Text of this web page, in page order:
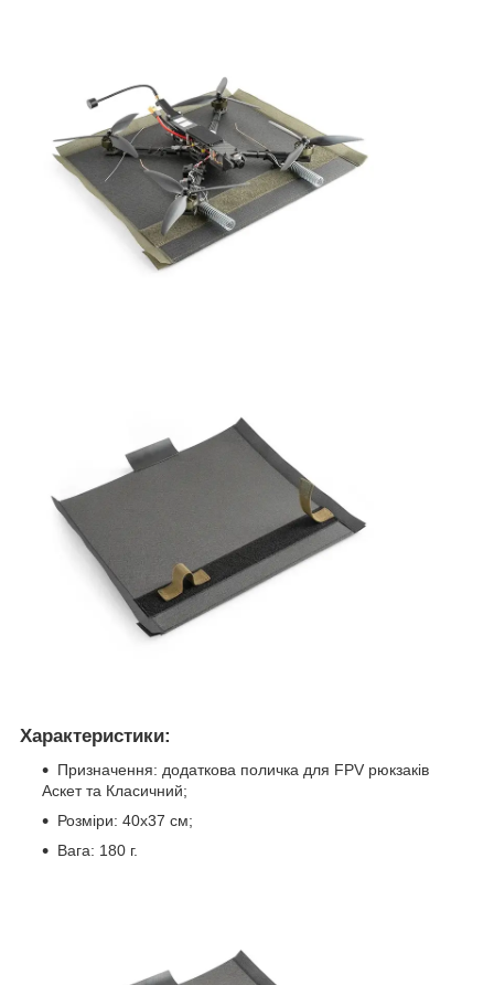
Характеристики:
Призначення: додаткова поличка для FPV рюкзаків
Аскет та Класичний;
Розміри: 40х37 см;
Вага: 180 г.